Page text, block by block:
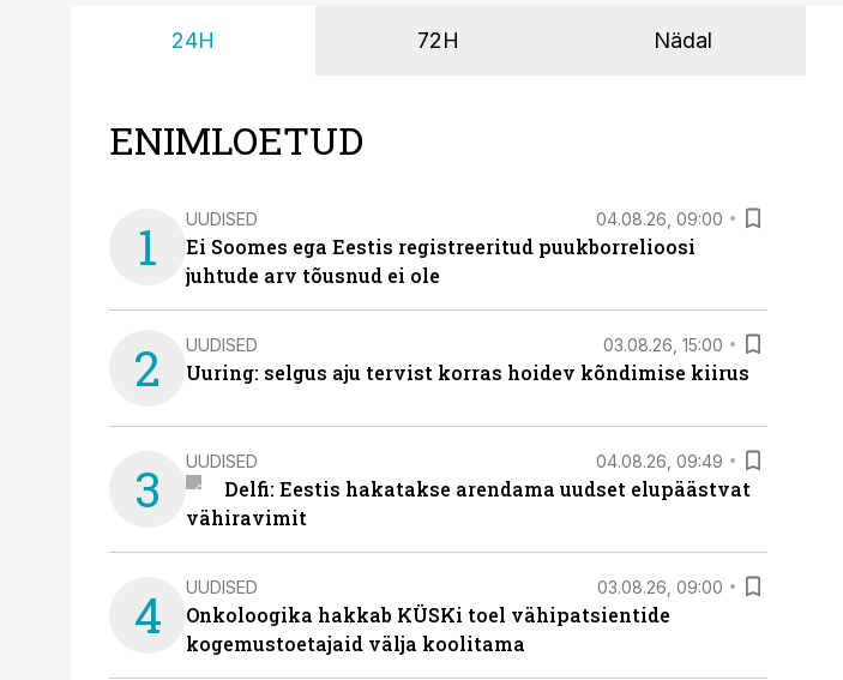
24H 72H Nädal
ENIMLOETUD
1 UUDISED 04.08.26, 09:00
Ei Soomes ega Eestis registreeritud puukborrelioosi
juhtude arv tõusnud ei ole
2 UUDISED 03.08.26, 15:00
Uuring: selgus aju tervist korras hoidev kõndimise kiirus
3 UUDISED 04.08.26, 09:49
Delfi: Eestis hakatakse arendama uudset elupäästvat
vähiravimit
4 UUDISED 03.08.26, 09:00
Onkoloogika hakkab KÜSKi toel vähipatsientide
kogemustoetajaid välja koolitama